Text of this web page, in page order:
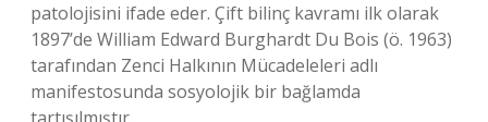
patolojisini ifade eder. Çift bilinç kavramı ilk olarak
1897’de William Edward Burghardt Du Bois (ö. 1963)
tarafından Zenci Halkının Mücadeleleri adlı
manifestosunda sosyolojik bir bağlamda